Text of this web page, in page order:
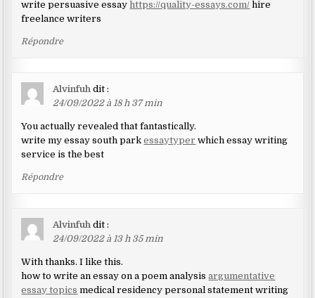
write persuasive essay https://quality-essays.com/ hire
freelance writers
Répondre
Alvinfuh dit :
24/09/2022 à 18 h 37 min
You actually revealed that fantastically.
write my essay south parkessaytyper which essay writing
service is the best
Répondre
Alvinfuh dit :
24/09/2022 à 13 h 35 min
With thanks. I like this.
how to write an essay on a poem analysisargumentative
essay topics medical residency personal statement writing